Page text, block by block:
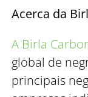
Acerca da
A Birla
global de
principais